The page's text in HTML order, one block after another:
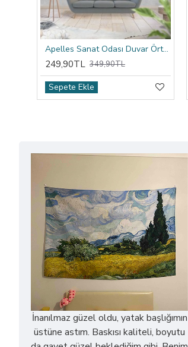
Apelles Sanat Odası Duvar Örtüsü
249,90TL 349,90TL
Sepete Ekle
İnanılmaz güzel oldu, yatak başlığımın
üstüne astım. Baskısı kaliteli, boyutu